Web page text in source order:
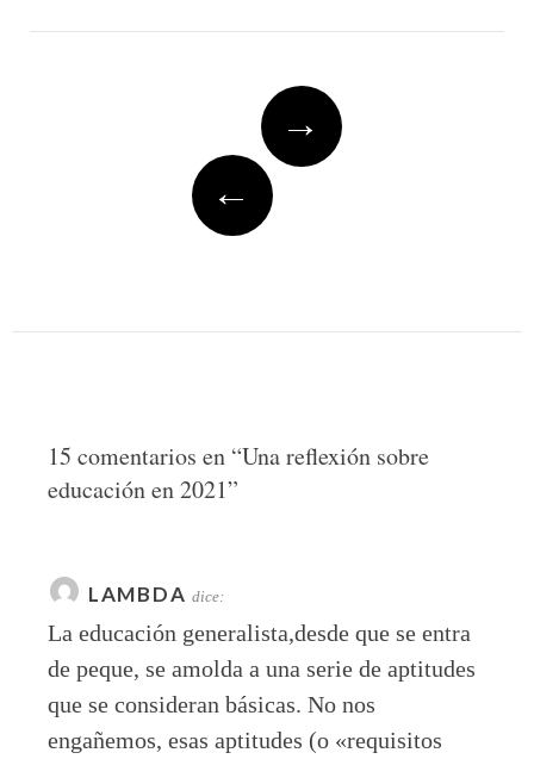
→
←
15 comentarios en “Una reflexión sobre
educación en 2021”
LAMBDA dice:
La educación generalista,desde que se entra
de peque, se amolda a una serie de aptitudes
que se consideran básicas. No nos
engañemos, esas aptitudes (o «requisitos